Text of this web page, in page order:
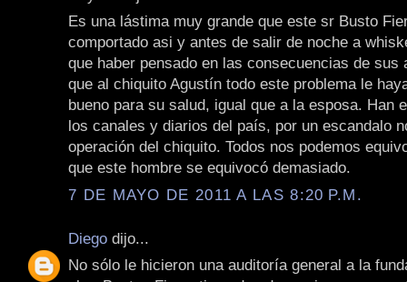
Es una lástima muy grande que este sr Busto
comportado asi y antes de salir de noche a
que haber pensado en las consecuencias de sus
que al chiquito Agustín todo este problema le
bueno para su salud, igual que a la esposa. Han
los canales y diarios del país, por un escandalo
operación del chiquito. Todos nos podemos
que este hombre se equivocó demasiado.
7 DE MAYO DE 2011 A LAS 8:20 P.M.
Diego dijo...
No sólo le hicieron una auditoría general a la